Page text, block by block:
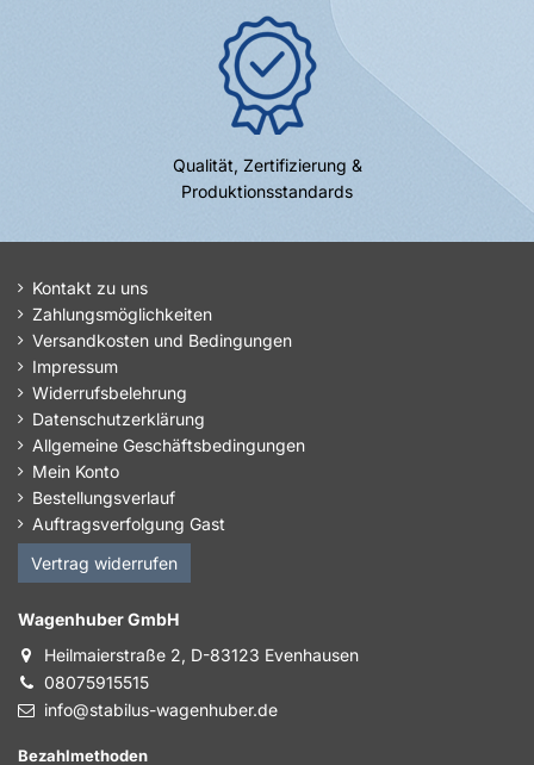
Qualität, Zertifizierung &
Produktionsstandards
Kontakt zu uns
Zahlungsmöglichkeiten
Versandkosten und Bedingungen
Impressum
Widerrufsbelehrung
Datenschutzerklärung
Allgemeine Geschäftsbedingungen
Mein Konto
Bestellungsverlauf
Auftragsverfolgung Gast
Vertrag widerrufen
Wagenhuber GmbH
Heilmaierstraße 2, D-83123 Evenhausen
08075915515
info@stabilus-wagenhuber.de
Bezahlmethoden